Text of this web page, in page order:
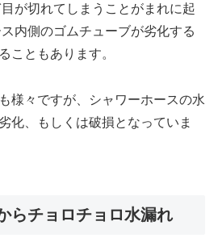
が切れてしまうことがまれに起
内側のゴムチューブが劣化する
こともあります。
様々ですが、シャワーホースの水
化、もしくは破損となっていま
らチョロチョロ水漏れ